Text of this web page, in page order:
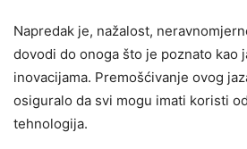
Napredak je, nažalost,
dovodi do onoga što je poznato kao
inovacijama. Premošćivanje ovog
osiguralo da svi mogu imati koristi
tehnologija.